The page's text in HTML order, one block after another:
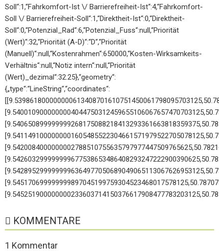
Soll“:1,“Fahrkomfort-Ist \/ Barrierefreiheit-Ist“:4,“Fahrkomfort-
Soll \/ Barrierefreiheit-Soll“:1,“Direktheit-Ist“:0,“Direktheit-
Soll“:0,“Potenzial_Rad“:6,“Potenzial_Fuss“:null,“Priorität
(Wert)“:32,“Priorität (A-D)“:“D“,“Priorität
(Manuell)“:null,“Kostenrahmen“:650000,“Kosten-Wirksamkeits-
Verhältnis“:null,“Notiz intern“:null,“Priorität
(Wert)_dezimal“:32.25},“geometry“:
{„type“:“LineString“,“coordinates“:
KOMMENTARE
1 Kommentar